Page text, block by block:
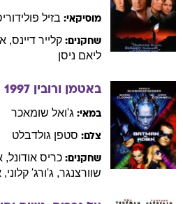
מוסיקאי: בזיל
שחקנים: קלייר דיינס,
ליאם ניסן
באטמן ורובין 1997
במאי: ג'ואל שומאכר
צלם: סטפן גולדבלט
שחקנים: כריס אודונל,
שוורצנגר, ג'ורג' קלוני,